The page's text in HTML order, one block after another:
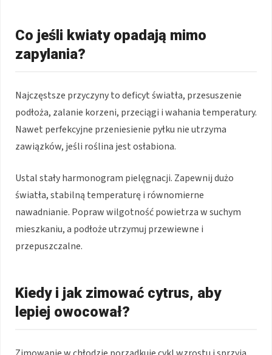
Co jeśli kwiaty opadają mimo
zapylania?
Najczęstsze przyczyny to deficyt światła, przesuszenie
podłoża, zalanie korzeni, przeciągi i wahania temperatury.
Nawet perfekcyjne przeniesienie pyłku nie utrzyma
zawiązków, jeśli roślina jest osłabiona.
Ustal stały harmonogram pielęgnacji. Zapewnij dużo
światła, stabilną temperaturę i równomierne
nawadnianie. Popraw wilgotność powietrza w suchym
mieszkaniu, a podłoże utrzymuj przewiewne i
przepuszczalne.
Kiedy i jak zimować cytrus, aby
lepiej owocował?